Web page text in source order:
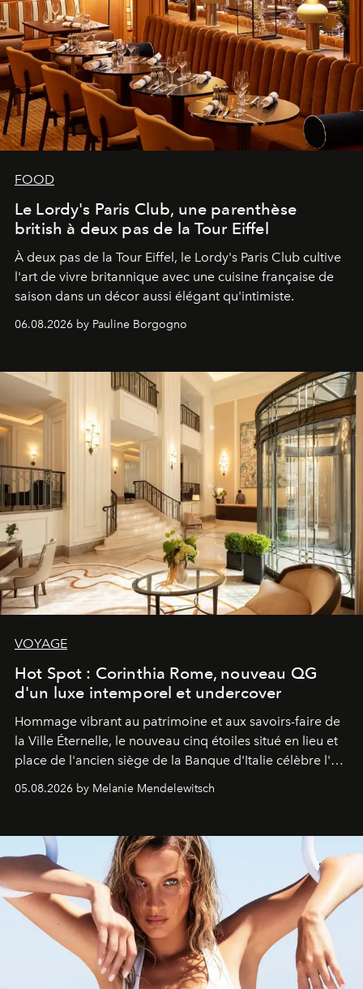
FOOD
Le Lordy's Paris Club, une parenthèse
british à deux pas de la Tour Eiffel
À deux pas de la Tour Eiffel, le Lordy's Paris Club cultive
l'art de vivre britannique avec une cuisine française de
saison dans un décor aussi élégant qu'intimiste.
06.08.2026 by Pauline Borgogno
VOYAGE
Hot Spot : Corinthia Rome, nouveau QG
d'un luxe intemporel et undercover
Hommage vibrant au patrimoine et aux savoirs-faire de
la Ville Éternelle, le nouveau cinq étoiles situé en lieu et
place de l'ancien siège de la Banque d'Italie célèbre l'art
05.08.2026 by Melanie Mendelewitsch